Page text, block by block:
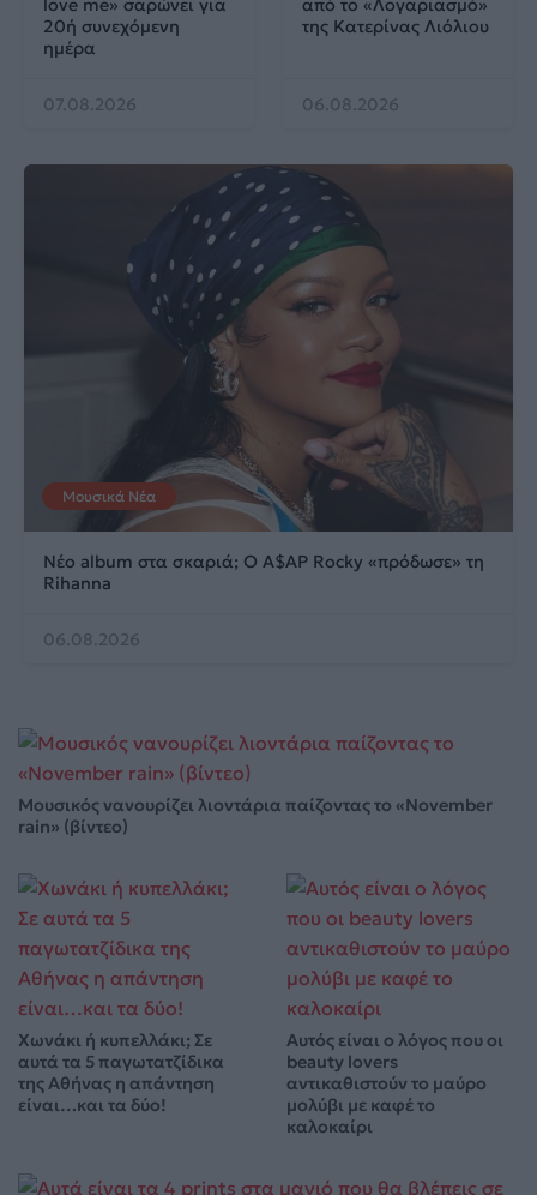
love me» σαρώνει για
20ή συνεχόμενη
ημέρα
07.08.2026
από το «Λογαριασμό»
της Κατερίνας Λιόλιου
06.08.2026
Μουσικά Νέα
Νέο album στα σκαριά; Ο A$AP Rocky «πρόδωσε» τη
Rihanna
06.08.2026
Μουσικός νανουρίζει λιοντάρια παίζοντας το «November
rain» (βίντεο)
Χωνάκι ή κυπελλάκι; Σε
αυτά τα 5 παγωτατζίδικα
της Αθήνας η απάντηση
είναι…και τα δύο!
Αυτός είναι ο λόγος που οι
beauty lovers
αντικαθιστούν το μαύρο
μολύβι με καφέ το
καλοκαίρι